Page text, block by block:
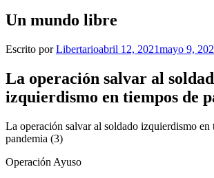
Un mundo libre
Escrito porLibertarioabril 12, 2021mayo 9,
La operación salvar al
izquierdismo en tiempos de
La operación salvar al soldado izquierdismo en
pandemia (3)
Operación Ayuso